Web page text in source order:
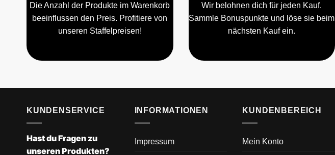
Die Anzahl der Produkte im Warenkorb
beeinflussen den Preis. Profitiere von
unseren Staffelpreisen!
Wir belohnen dich für jeden Kauf.
Sammle Bonuspunkte und löse sie beim
nächsten Kauf ein.
KUNDENSERVICE
Hast du Fragen zu
unseren Produkten?
INFORMATIONEN
Impressum
KUNDENBEREICH
Mein Konto